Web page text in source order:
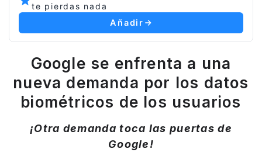
te pierdas nada
Añadir
Google se enfrenta a una
nueva demanda por los datos
biométricos de los usuarios
¡Otra demanda toca las puertas de
Google!